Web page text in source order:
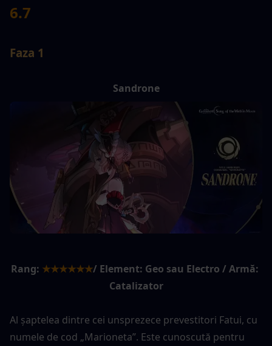
6.7
Faza 1
Sandrone
Rang: ★★★★★★/ Element: Geo sau Electro / Armă:
Catalizator
Al șaptelea dintre cei unsprezece prevestitori Fatui, cu
numele de cod „Marioneta”. Este cunoscută pentru